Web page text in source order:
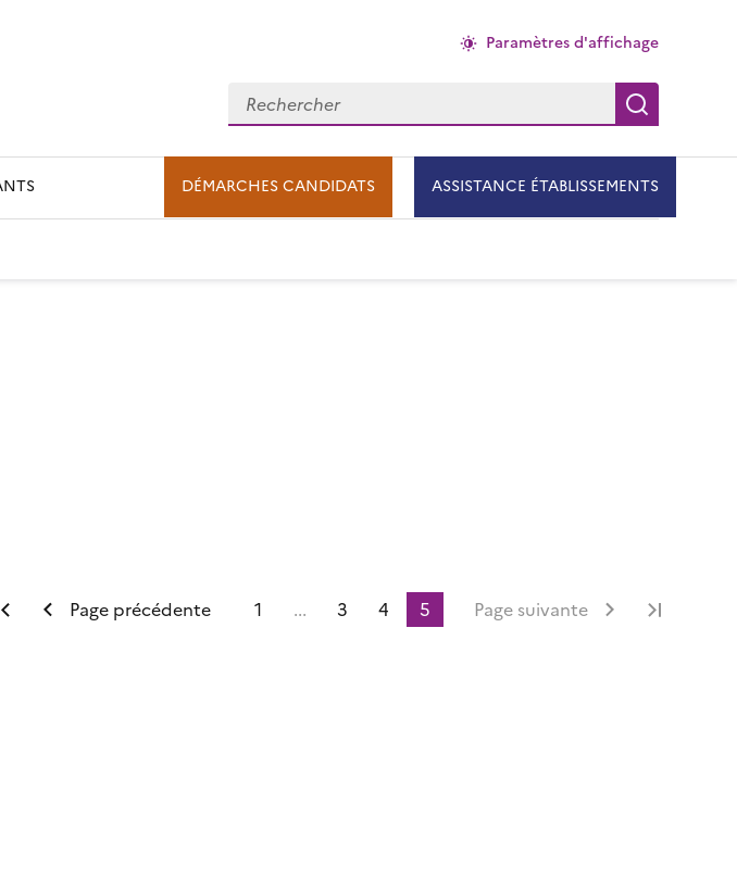
Paramètres d'affichage
Rechercher
DÉMARCHES CANDIDATS ASSISTANCE ÉTABLISSEMENTS
Première page
Page précédente 1 ... 3 4 5 Page suivante